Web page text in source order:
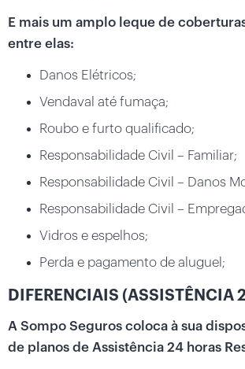
E mais um amplo leque de
entre elas:
Danos Elétricos;
Vendaval até fumaça;
Roubo e furto qualificado;
Responsabilidade Civil – Familiar;
Responsabilidade Civil – Danos
Responsabilidade Civil –
Vidros e espelhos;
Perda e pagamento de aluguel;
DIFERENCIAIS (ASSISTÊNCIA
A Sompo Seguros coloca à sua
de planos de Assistência 24 horas